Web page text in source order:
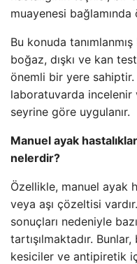
muayenesi
Bu konuda
boğaz, dışkı ve kan
önemli bir yere sahiptir.
laboratuvarda incelenir
seyrine göre uygulanır.
Manuel ayak
nelerdir?
Özellikle, manuel ayak
veya aşı çözeltisi
sonuçları nedeniyle
tartışılmaktadır.
kesiciler ve antipiretik